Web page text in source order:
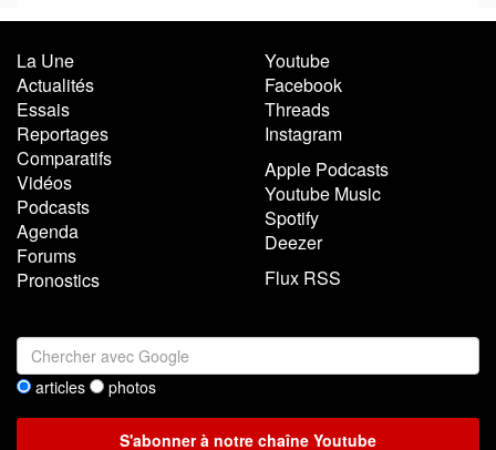
La Une
Actualités
Essais
Reportages
Comparatifs
Vidéos
Podcasts
Agenda
Forums
Pronostics
Youtube
Facebook
Threads
Instagram
Apple Podcasts
Youtube Music
Spotify
Deezer
Flux RSS
articles photos